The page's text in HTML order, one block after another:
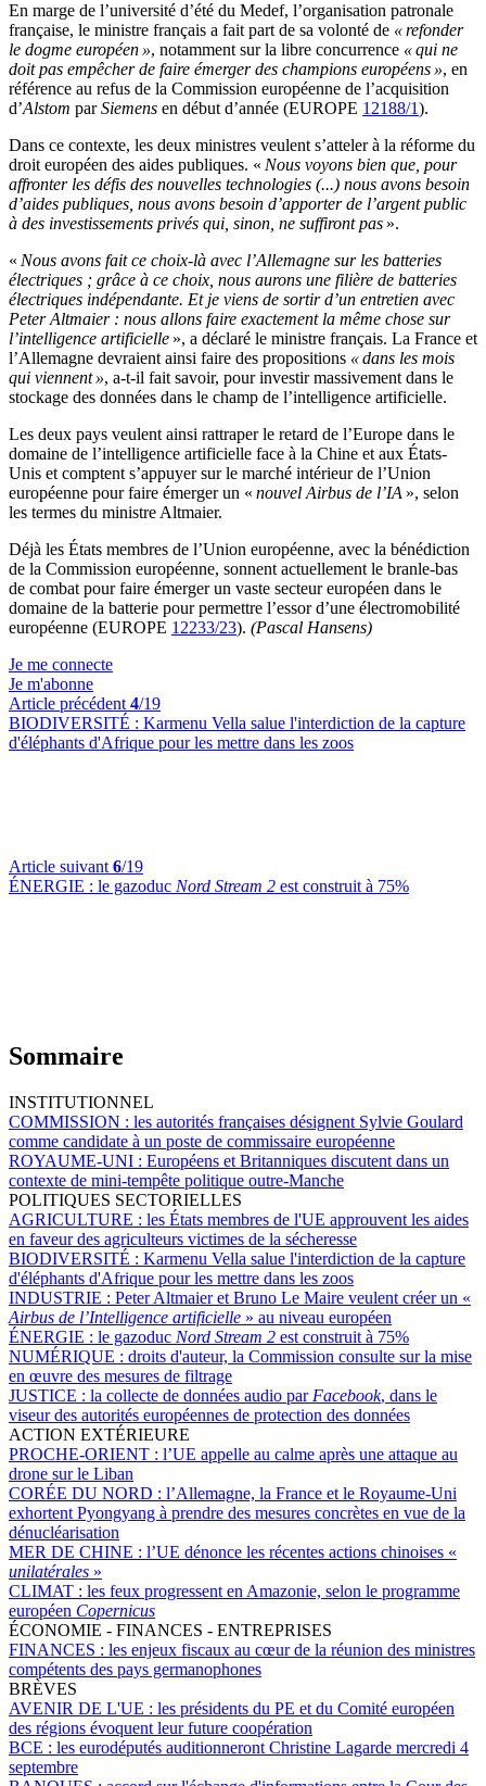
En marge de l’université d’été du Medef, l’organisation patronale
française, le ministre français a fait part de sa volonté de « refonder
le dogme européen », notamment sur la libre concurrence « qui ne
doit pas empêcher de faire émerger des champions européens », en
référence au refus de la Commission européenne de l’acquisition
d’Alstom parSiemens en début d’année (EUROPE 12188/1).
Dans ce contexte, les deux ministres veulent s’atteler à la réforme du
droit européen des aides publiques. « Nous voyons bien que, pour
affronter les défis des nouvelles technologies (...) nous avons besoin
d’aides publiques, nous avons besoin d’apporter de l’argent public
à des investissements privés qui, sinon, ne suffiront pas ».
« Nous avons fait ce choix-là avec l’Allemagne sur les batteries
électriques ; grâce à ce choix, nous aurons une filière de batteries
électriques indépendante. Et je viens de sortir d’un entretien avec
Peter Altmaier : nous allons faire exactement la même chose sur
l’intelligence artificielle », a déclaré le ministre français. La France et
l’Allemagne devraient ainsi faire des propositions « dans les mois
qui viennent », a-t-il fait savoir, pour investir massivement dans le
stockage des données dans le champ de l’intelligence artificielle.
Les deux pays veulent ainsi rattraper le retard de l’Europe dans le
domaine de l’intelligence artificielle face à la Chine et aux États-
Unis et comptent s’appuyer sur le marché intérieur de l’Union
européenne pour faire émerger un « nouvel Airbus de l’IA », selon
les termes du ministre Altmaier.
Déjà les États membres de l’Union européenne, avec la bénédiction
de la Commission européenne, sonnent actuellement le branle-bas
de combat pour faire émerger un vaste secteur européen dans le
domaine de la batterie pour permettre l’essor d’une électromobilité
européenne (EUROPE 12233/23). (Pascal Hansens)
Je me connecte
Je m'abonne
Article précédent 4/19
BIODIVERSITÉ : Karmenu Vella salue l'interdiction de la capture
d'éléphants d'Afrique pour les mettre dans les zoos
Article suivant 6/19
ÉNERGIE : le gazoduc Nord Stream 2 est construit à 75%
Sommaire
INSTITUTIONNEL
COMMISSION : les autorités françaises désignent Sylvie Goulard
comme candidate à un poste de commissaire européenne
ROYAUME-UNI : Européens et Britanniques discutent dans un
contexte de mini-tempête politique outre-Manche
POLITIQUES SECTORIELLES
AGRICULTURE : les États membres de l'UE approuvent les aides
en faveur des agriculteurs victimes de la sécheresse
BIODIVERSITÉ : Karmenu Vella salue l'interdiction de la capture
d'éléphants d'Afrique pour les mettre dans les zoos
INDUSTRIE : Peter Altmaier et Bruno Le Maire veulent créer un «
Airbus de l’Intelligence artificielle » au niveau européen
ÉNERGIE : le gazoduc Nord Stream 2 est construit à 75%
NUMÉRIQUE : droits d'auteur, la Commission consulte sur la mise
en œuvre des mesures de filtrage
JUSTICE : la collecte de données audio par Facebook, dans le
viseur des autorités européennes de protection des données
ACTION EXTÉRIEURE
PROCHE-ORIENT : l’UE appelle au calme après une attaque au
drone sur le Liban
CORÉE DU NORD : l’Allemagne, la France et le Royaume-Uni
exhortent Pyongyang à prendre des mesures concrètes en vue de la
dénucléarisation
MER DE CHINE : l’UE dénonce les récentes actions chinoises «
unilatérales »
CLIMAT : les feux progressent en Amazonie, selon le programme
européen Copernicus
ÉCONOMIE - FINANCES - ENTREPRISES
FINANCES : les enjeux fiscaux au cœur de la réunion des ministres
compétents des pays germanophones
BRÈVES
AVENIR DE L'UE : les présidents du PE et du Comité européen
des régions évoquent leur future coopération
BCE : les eurodéputés auditionneront Christine Lagarde mercredi 4
septembre